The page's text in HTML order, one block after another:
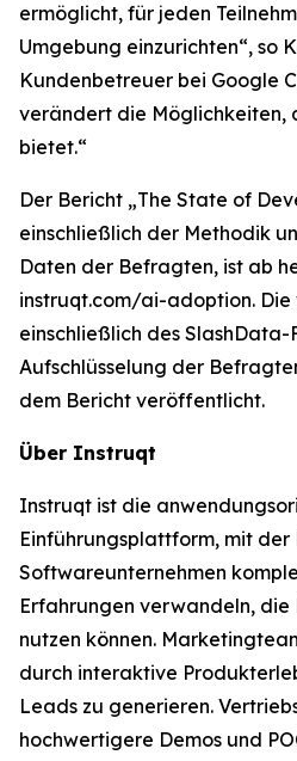
ermöglicht, für jeden
Umgebung einzurichten“, so
Kundenbetreuer bei Google
verändert die Möglichkeiten,
bietet.“
Der Bericht „The State of
einschließlich der Methodik
Daten der Befragten, ist ab
instruqt.com/ai-adoption.
einschließlich des
Aufschlüsselung der
dem Bericht veröffentlicht.
Über Instruqt
Instruqt ist die
Einführungsplattform, mit der
Softwareunternehmen
Erfahrungen verwandeln,
nutzen können.
durch interaktive
Leads zu generieren.
hochwertigere Demos und